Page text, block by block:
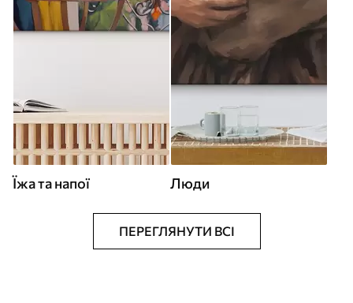
Їжа та напої Люди
ПЕРЕГЛЯНУТИ ВСІ